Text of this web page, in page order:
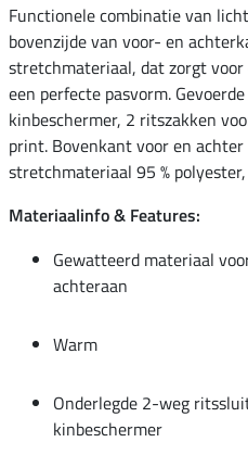
Functionele combinatie van
bovenzijde van voor- en
stretchmateriaal, dat zorgt
een perfecte pasvorm.
kinbeschermer, 2 ritszakken
print. Bovenkant voor en achter
stretchmateriaal 95 % polyester,
Materiaalinfo & Features:
Gewatteerd materiaal
achteraan
Warm
Onderlegde 2-weg
kinbeschermer